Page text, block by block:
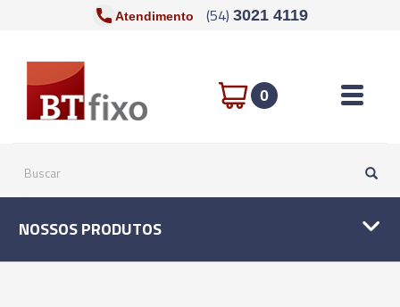
Atendimento (54) 3021 4119
0 Toggle
NOSSOS PRODUTOS